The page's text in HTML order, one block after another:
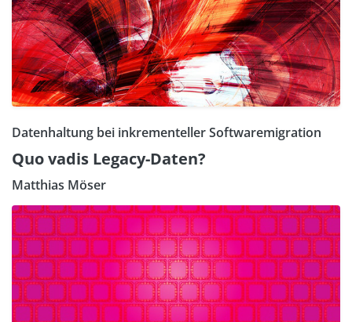
Datenhaltung bei inkrementeller Softwaremigration
Quo vadis Legacy-Daten?
Matthias Möser